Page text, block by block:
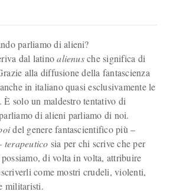
parliamo di alieni?
dal latinoalienusche significa di
alla diffusione della fantascienza
in italiano quasi esclusivamente le
È solo un maldestro tentativo di
di alieni parliamo di noi.
del genere fantascientifico più –
terapeutico sia per chi scrive che per
di volta in volta, attribuire
come mostri crudeli, violenti,
militaristi.